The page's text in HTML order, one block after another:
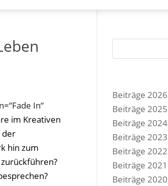
In“
im Kreativen
der
hin zum
Beiträge 2026
Beiträge 2025
Beiträge 2024
Beiträge 2023
Beiträge 2022
Beiträge 2021
Beiträge 2020